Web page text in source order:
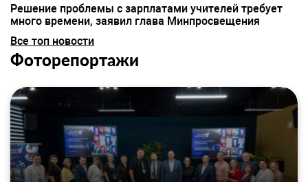
Решение проблемы с зарплатами учителей требует
много времени, заявил глава Минпросвещения
Все топ новости
Фоторепортажи